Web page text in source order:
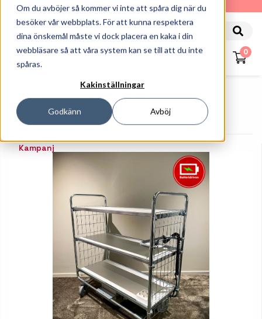
Om du avböjer så kommer vi inte att spåra dig när du
besöker vår webbplats. För att kunna respektera
dina önskemål måste vi dock placera en kaka i din
webbläsare så att våra system kan se till att du inte
spåras.
Kakinställningar
Godkänn Avböj
010-162 61 90
0
Arbetsstationer På Hjul
Batteridrivna Arbetsstationer
Mobil Arbetsstation 75cm Med 94Ah Batteri
Kampanj